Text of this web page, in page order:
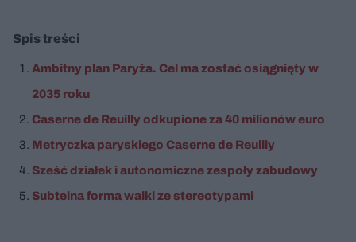
Spis treści
Ambitny plan Paryża. Cel ma zostać osiągnięty w
2035 roku
Caserne de Reuilly odkupione za 40 milionów euro
Metryczka paryskiego Caserne de Reuilly
Sześć działek i autonomiczne zespoły zabudowy
Subtelna forma walki ze stereotypami